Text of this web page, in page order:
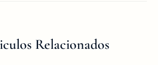
Relacionados